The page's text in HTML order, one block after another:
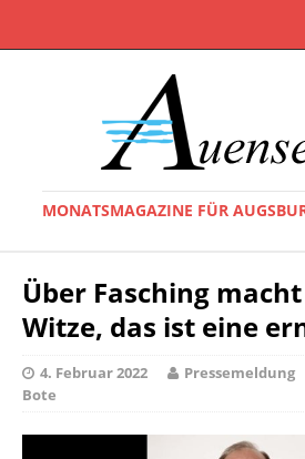
MONATSMAGAZINE FÜR
Über Fasching
Witze, das ist eine
4. Februar 2022 Pressemeldung
Bote